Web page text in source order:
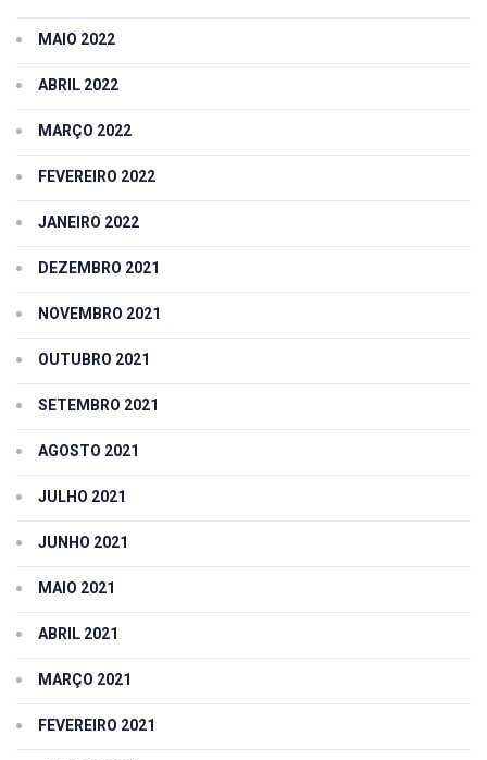
MAIO 2022
ABRIL 2022
MARÇO 2022
FEVEREIRO 2022
JANEIRO 2022
DEZEMBRO 2021
NOVEMBRO 2021
OUTUBRO 2021
SETEMBRO 2021
AGOSTO 2021
JULHO 2021
JUNHO 2021
MAIO 2021
ABRIL 2021
MARÇO 2021
FEVEREIRO 2021